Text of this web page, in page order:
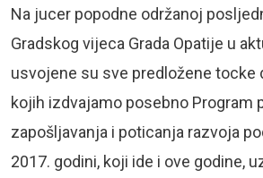
Na jucer popodne održanoj
Gradskog vijeca Grada Opatije u
usvojene su sve predložene tocke
kojih izdvajamo posebno Program
zapošljavanja i poticanja razvoja
2017. godini, koji ide i ove godine,